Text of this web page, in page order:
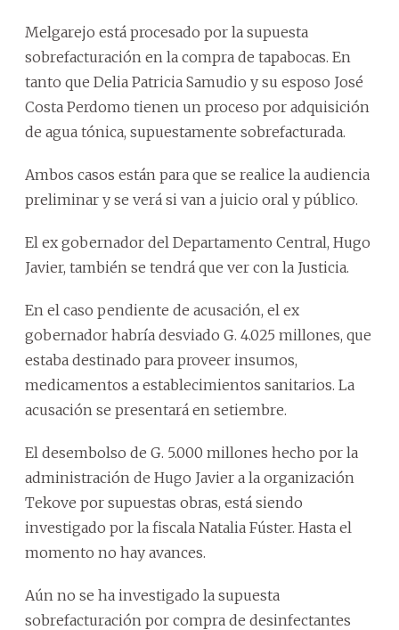
Melgarejo está procesado por la supuesta
sobrefacturación en la compra de tapabocas. En
tanto que Delia Patricia Samudio y su esposo José
Costa Perdomo tienen un proceso por adquisición
de agua tónica, supuestamente sobrefacturada.
Ambos casos están para que se realice la audiencia
preliminar y se verá si van a juicio oral y público.
El ex gobernador del Departamento Central, Hugo
Javier, también se tendrá que ver con la Justicia.
En el caso pendiente de acusación, el ex
gobernador habría desviado G. 4.025 millones, que
estaba destinado para proveer insumos,
medicamentos a establecimientos sanitarios. La
acusación se presentará en setiembre.
El desembolso de G. 5.000 millones hecho por la
administración de Hugo Javier a la organización
Tekove por supuestas obras, está siendo
investigado por la fiscala Natalia Fúster. Hasta el
momento no hay avances.
Aún no se ha investigado la supuesta
sobrefacturación por compra de desinfectantes